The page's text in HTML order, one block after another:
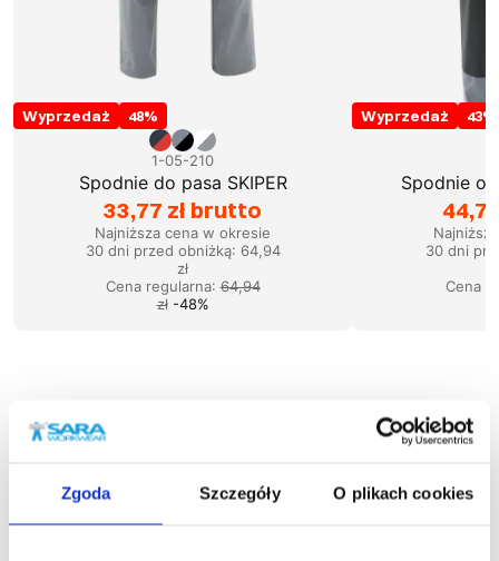
Zgoda Szczegóły O plikach cookies
Wyprzedaż 48%
1-05-210
Spodnie do pasa SKIPER
33,77 zł brutto
Najniższa cena w okresie
30 dni przed obniżką: 64,94
zł
Cena regularna:64,94
zł -48%
Wyprzedaż 43%
Spodnie
30 dni
Cena
Podobne produkty